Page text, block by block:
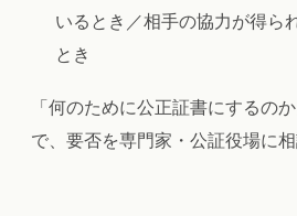
いるとき／相手の協力が得ら
とき
「何のために公正証書にするの
で、要否を専門家・公証役場に相